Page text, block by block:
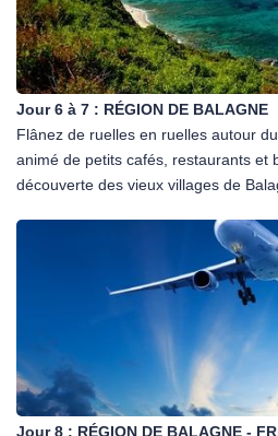
Jour 6 à 7 : RÉGION DE BALAGNE
Flânez de ruelles en ruelles autour
animé de petits cafés, restaurants et boutiques. Partez à la
découverte des vieux villages de
l'artisanat) et Sant Antonino (classé
de France) vous laisseront des
la région de Balagne.
Jour 8 : RÉGION DE BALAGNE -